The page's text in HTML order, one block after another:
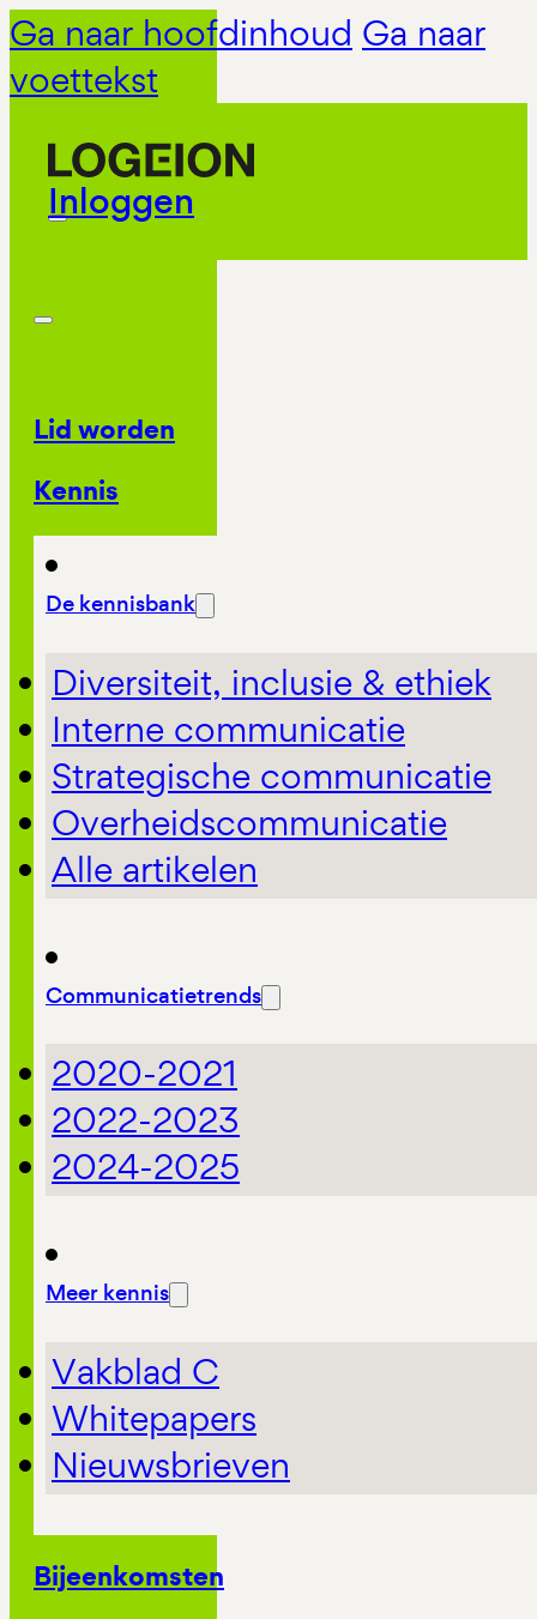
Ga naar hoofdinhoud Ga naar
voettekst
Inloggen
Lid worden
Kennis
De kennisbank
Diversiteit, inclusie & ethiek
Interne communicatie
Strategische communicatie
Overheidscommunicatie
Alle artikelen
Communicatietrends
2020-2021
2022-2023
2024-2025
Meer kennis
Vakblad C
Whitepapers
Nieuwsbrieven
Bijeenkomsten